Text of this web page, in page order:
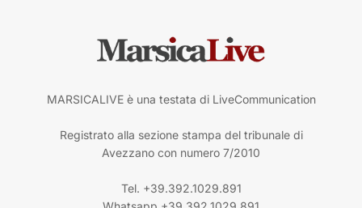
MARSICALIVE è una testata di LiveCommunication
Registrato alla sezione stampa del tribunale di
Avezzano con numero 7/2010
Tel. +39.392.1029.891